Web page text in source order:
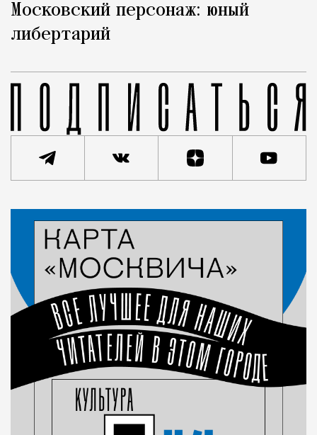
Московский персонаж: юный
либертарий